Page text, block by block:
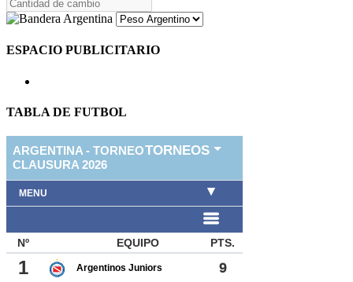
ESPACIO PUBLICITARIO
TABLA DE FUTBOL